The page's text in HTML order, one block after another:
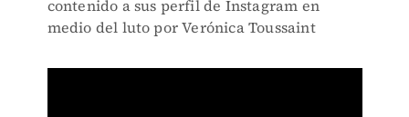
contenido a sus perfil de Instagram en
medio del luto por Verónica Toussaint